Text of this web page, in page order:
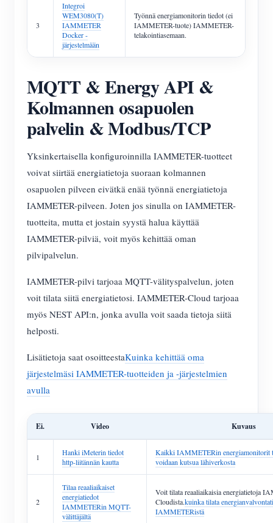
3
Integroi
WEM3080(T)
IAMMETER
Docker -
järjestelmään
Työnnä energiamonitorin tiedot (ei
IAMMETER-tuote) IAMMETER-
telakointiasemaan.
MQTT & Energy API &
Kolmannen osapuolen
palvelin & Modbus/TCP
Yksinkertaisella konfiguroinnilla IAMMETER-tuotteet
voivat siirtää energiatietoja suoraan kolmannen
osapuolen pilveen eivätkä enää työnnä energiatietoja
IAMMETER-pilveen. Joten jos sinulla on IAMMETER-
tuotteita, mutta et jostain syystä halua käyttää
IAMMETER-pilviä, voit myös kehittää oman
pilvipalvelun.
IAMMETER-pilvi tarjoaa MQTT-välityspalvelun, joten
voit tilata siitä energiatietosi. IAMMETER-Cloud tarjoaa
myös NEST API:n, jonka avulla voit saada tietoja siitä
helposti.
Lisätietoja saat osoitteestaKuinka kehittää oma
järjestelmäsi IAMMETER-tuotteiden ja -järjestelmien
avulla
Ei. Video Kuvaus
1
Hanki iMeterin tiedot
http-liitännän kautta
Kaikki IAMMETERin energiamonitorit
voidaan kutsua lähiverkosta
2
Tilaa reaaliaikaiset
energiatiedot
IAMMETERin MQTT-
välittäjältä
Voit tilata reaaliaikaisia energiatietoja
Cloudista.kuinka tilata
IAMMETERistä